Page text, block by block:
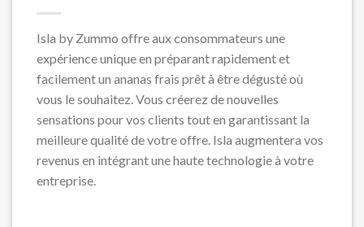
Isla by Zummo offre aux consommateurs une
expérience unique en préparant rapidement et
facilement un ananas frais prêt à être dégusté où
vous le souhaitez. Vous créerez de nouvelles
sensations pour vos clients tout en garantissant la
meilleure qualité de votre offre. Isla augmentera vos
revenus en intégrant une haute technologie à votre
entreprise.